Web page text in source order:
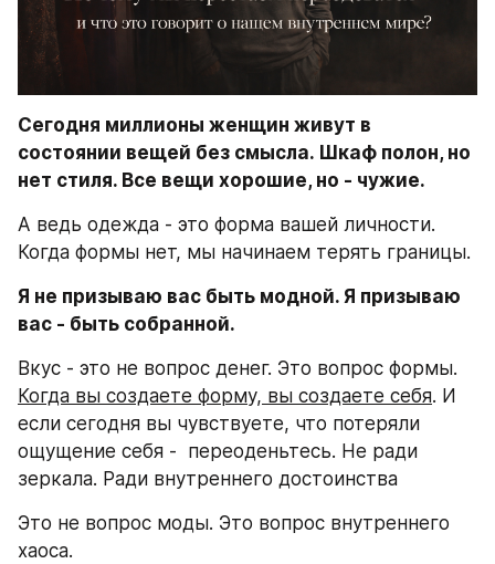
Сегодня миллионы женщин живут в
состоянии вещей без смысла. Шкаф полон, но
нет стиля. Все вещи хорошие, но - чужие.
А ведь одежда - это форма вашей личности.
Когда формы нет, мы начинаем терять границы.
Я не призываю вас быть модной. Я призываю
вас - быть собранной.
Когда вы создаете форму, вы создаете себя. И
если сегодня вы чувствуете, что потеряли
ощущение себя -  переоденьтесь. Не ради
зеркала. Ради внутреннего достоинства
Это не вопрос моды. Это вопрос внутреннего
хаоса.